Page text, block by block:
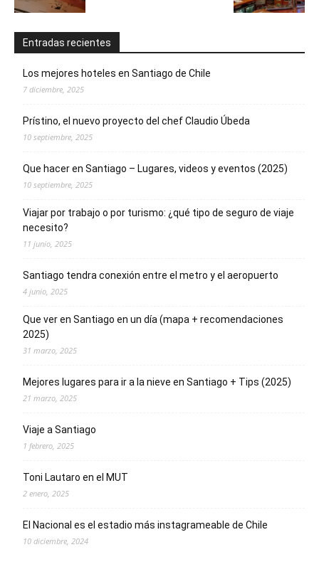
Entradas recientes
Los mejores hoteles en Santiago de Chile
7 diciembre, 2025
Prístino, el nuevo proyecto del chef Claudio Úbeda
10 septiembre, 2025
Que hacer en Santiago – Lugares, videos y eventos (2025)
10 septiembre, 2025
Viajar por trabajo o por turismo: ¿qué tipo de seguro de viaje
necesito?
11 junio, 2025
Santiago tendra conexión entre el metro y el aeropuerto
4 junio, 2025
Que ver en Santiago en un día (mapa + recomendaciones
2025)
31 marzo, 2025
Mejores lugares para ir a la nieve en Santiago + Tips (2025)
21 marzo, 2025
Viaje a Santiago
1 febrero, 2025
Toni Lautaro en el MUT
2 enero, 2025
El Nacional es el estadio más instagrameable de Chile
10 diciembre, 2024